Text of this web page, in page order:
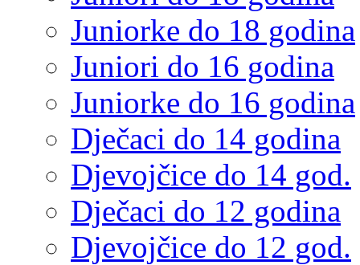
Juniorke do 18 godina
Juniori do 16 godina
Juniorke do 16 godina
Dječaci do 14 godina
Djevojčice do 14 god.
Dječaci do 12 godina
Djevojčice do 12 god.